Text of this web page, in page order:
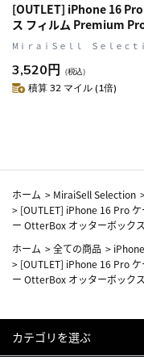
[OUTLET] iPhone 16
ス フィルム Premium
Glass Blue Light ブルーラ
カット OtterBox オッター
クス (77-96203)
MⅰｒａｉＳｅｌｌ Ｓｅｌｅｃｔ
3,520円 （税込）
積算 32 マイル (1倍)
ホーム > MiraiSell Selection
> [OUTLET] iPhone 16 Pro
ー OtterBox オッターボック
ホーム >全ての商品 >
> [OUTLET] iPhone 16 Pro
ー OtterBox オッターボック
カテゴリを選ぶ